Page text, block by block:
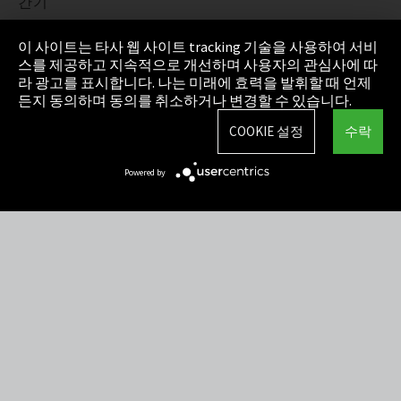
정보 보호
Cookie Settings
AGB(일반거래조건)
이 사이트는 타사 웹 사이트 tracking 기술을 사용하여 서비
스를 제공하고 지속적으로 개선하며 사용자의 관심사에 따
라 광고를 표시합니다. 나는 미래에 효력을 발휘할 때 언제
든지 동의하며 동의를 취소하거나 변경할 수 있습니다.
수락
COOKIE 설정
Powered by